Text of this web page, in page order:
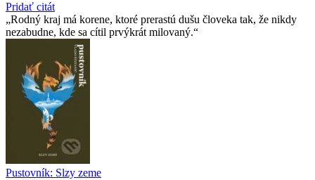
Pridať citát
Rodný kraj má korene, ktoré prerastú dušu človeka tak, že nikdy
nezabudne, kde sa cítil prvýkrát milovaný.
Pustovník: Slzy zeme